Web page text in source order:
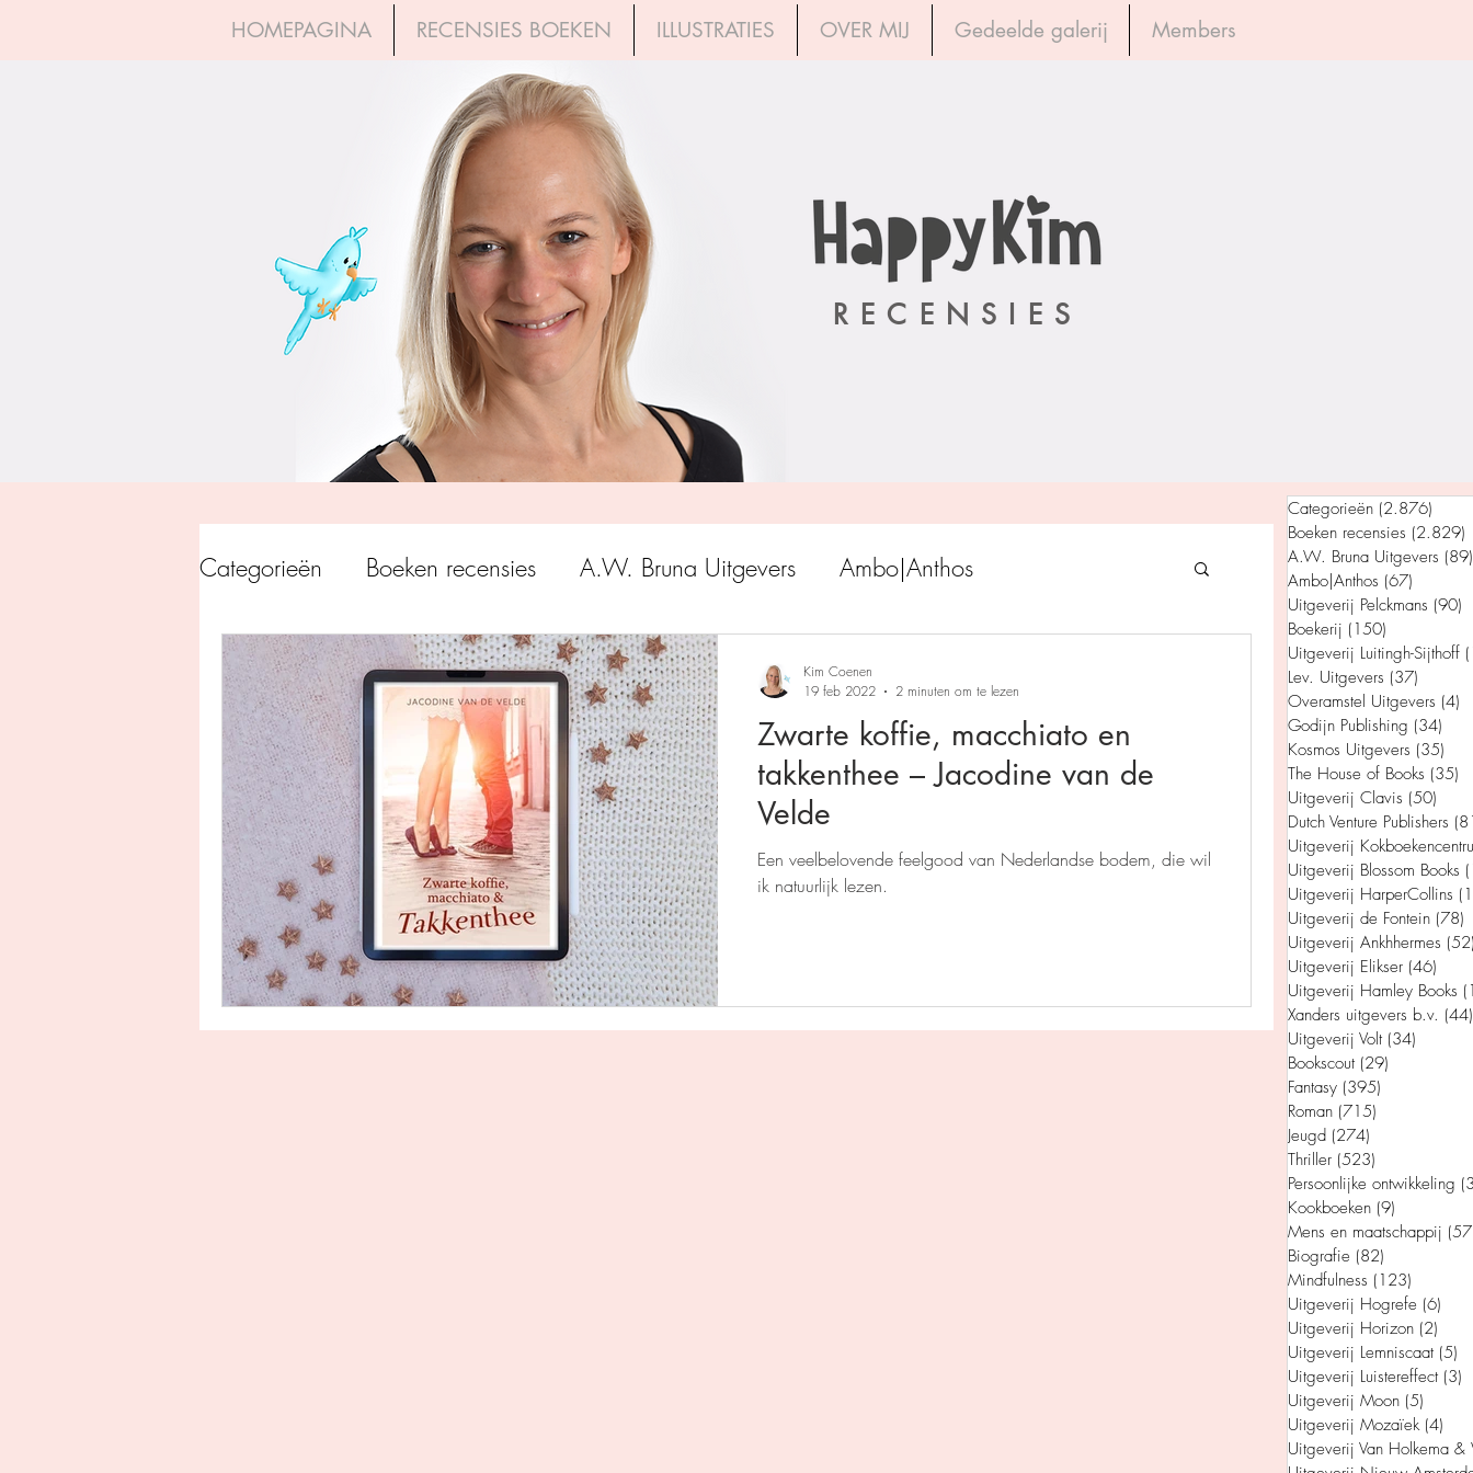
HOMEPAGINA RECENSIES BOEKEN ILLUSTRATIES OVER MIJ Gedeelde galerij Members
RECENSIES
Categorieën Boeken recensies A.W. Bruna Uitgevers Ambo|Anthos
Uitgeverij Pelckmans Boekerij Uitgeverij Luitingh-Sijthoff
Overamstel Uitgevers Godijn Publishing Kosmos Uitgevers The House of Books
Uitgeverij Clavis Dutch Venture Publishers Uitgeverij Kokboekencentrum
Uitgeverij Blossom Books Uitgeverij HarperCollins
Uitgeverij Ankhhermes Uitgeverij Elikser Uitgeverij Hamley Books
Zwarte koffie, macchiato en
takkenthee – Jacodine van de
Velde
Een veelbelovende feelgood van Nederlandse bodem, die wil
ik natuurlijk lezen.
Kim Coenen
19 feb 2022
2 minuten om te lezen
Categorieën (2.876)
Boeken recensies (2.829)
A.W. Bruna Uitgevers (89)
Ambo|Anthos (67)
Uitgeverij Pelckmans (90)
Boekerij (150)
Uitgeverij Luitingh-Sijthoff
Lev. Uitgevers (37)
Overamstel Uitgevers (4)
Godijn Publishing (34)
Kosmos Uitgevers (35)
The House of Books (35)
Uitgeverij Clavis (50)
Dutch Venture Publishers
Uitgeverij
Uitgeverij Blossom Books
Uitgeverij HarperCollins
Uitgeverij de Fontein (78)
Uitgeverij Ankhhermes
Uitgeverij Elikser (46)
Uitgeverij Hamley Books
Xanders uitgevers b.v. (44)
Uitgeverij Volt (34)
Bookscout (29)
Fantasy (395)
Roman (715)
Jeugd (274)
Thriller (523)
Persoonlijke ontwikkeling
Kookboeken (9)
Mens en maatschappij
Biografie (82)
Mindfulness (123)
Uitgeverij Hogrefe (6)
Uitgeverij Horizon (2)
Uitgeverij Lemniscaat (5)
Uitgeverij Luistereffect (3)
Uitgeverij Moon (5)
Uitgeverij Mozaïek (4)